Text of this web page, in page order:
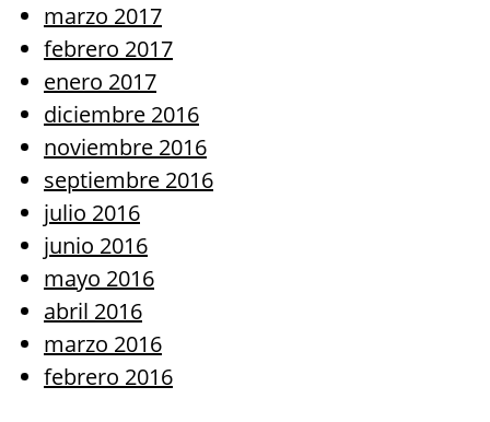
marzo 2017
febrero 2017
enero 2017
diciembre 2016
noviembre 2016
septiembre 2016
julio 2016
junio 2016
mayo 2016
abril 2016
marzo 2016
febrero 2016